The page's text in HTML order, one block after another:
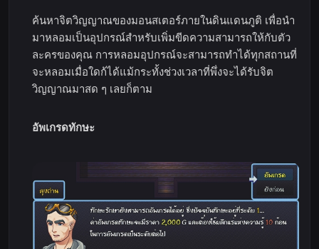
ค้นหาจิตวิญญาณของมอนสเตอร์ภายในดินแดนภูติ เพื่อนำ
มาหลอมเป็นอุปกรณ์สำหรับเพิ่มขีดความสามารถให้กับตัว
ละครของคุณ การหลอมอุปกรณ์จะสามารถทำได้ทุกสถานที่
จะหลอมเมื่อใดก้ได้แม้กระทั้งช่วงเวลาที่พึ่งจะได้รับจิต
วิญญาณมาสด ๆ เลยก็ตาม
อัพเกรดทักษะ